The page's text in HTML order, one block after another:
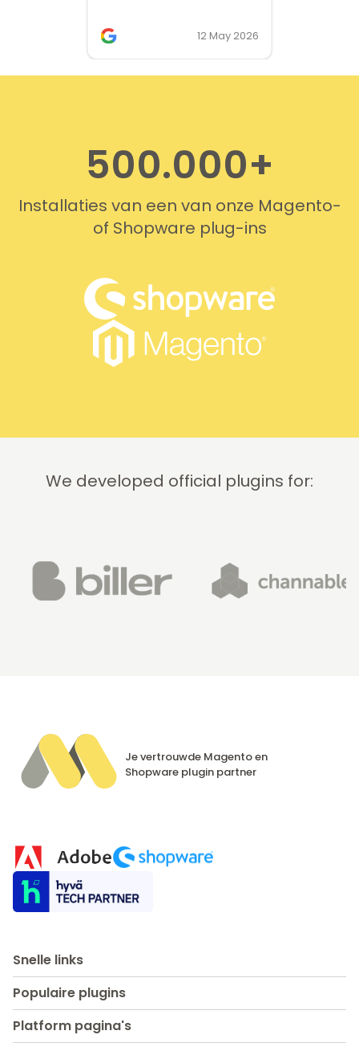
two occasions, and it was
provided quickly and
professionally. We do
12 May 2026
500.000+
Installaties van een van onze Magento-
of Shopware plug-ins
We developed official plugins for:
Je vertrouwde Magento en
Shopware plugin partner
Snelle links
Populaire plugins
Platform pagina's